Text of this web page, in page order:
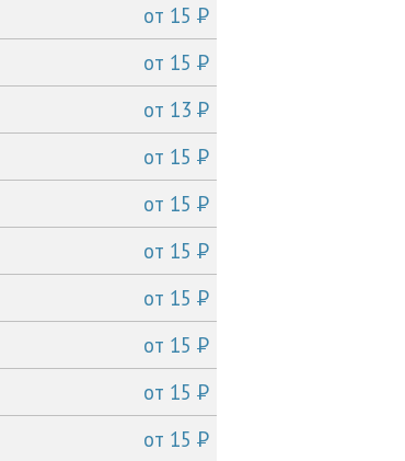
от 15P
от 15P
от 13P
от 15P
от 15P
от 15P
от 15P
от 15P
от 15P
от 15P